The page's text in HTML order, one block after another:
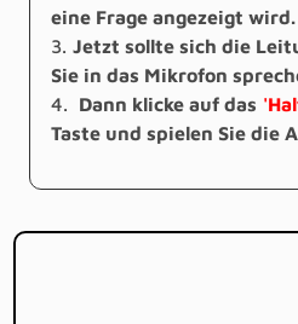
eine Frage angezeigt wird.
Jetzt sollte sich die
Sie in das Mikrofon
Dann klicke auf das
Taste und spielen Sie die